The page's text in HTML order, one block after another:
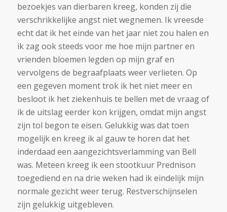
bezoekjes van dierbaren kreeg, konden zij die
verschrikkelijke angst niet wegnemen. Ik vreesde
echt dat ik het einde van het jaar niet zou halen en
ik zag ook steeds voor me hoe mijn partner en
vrienden bloemen legden op mijn graf en
vervolgens de begraafplaats weer verlieten. Op
een gegeven moment trok ik het niet meer en
besloot ik het ziekenhuis te bellen met de vraag of
ik de uitslag eerder kon krijgen, omdat mijn angst
zijn tol begon te eisen. Gelukkig was dat toen
mogelijk en kreeg ik al gauw te horen dat het
inderdaad een aangezichtsverlamming van Bell
was. Meteen kreeg ik een stootkuur Prednison
toegediend en na drie weken had ik eindelijk mijn
normale gezicht weer terug. Restverschijnselen
zijn gelukkig uitgebleven.